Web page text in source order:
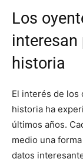
Los
interesan
historia
El interés de los
historia ha
últimos años.
medio una
datos